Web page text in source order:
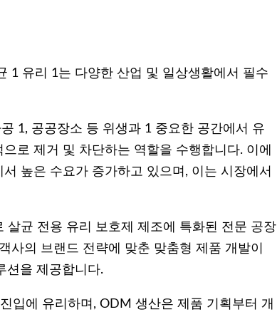
1 유리 1는 다양한 산업 및 일상생활에서 필수
1, 공공장소 등 위생과 1 중요한 공간에서 유
로 제거 및 차단하는 역할을 수행합니다. 이에
높은 수요가 증가하고 있으며, 이는 시장에서
살균 전용 유리 보호제 제조에 특화된 전문 공장
사의 브랜드 전략에 맞춘 맞춤형 제품 개발이
션을 제공합니다.
입에 유리하며, ODM 생산은 제품 기획부터 개